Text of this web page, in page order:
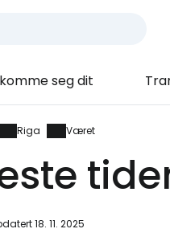
seg dit
Riga Været
18. 11. 2025